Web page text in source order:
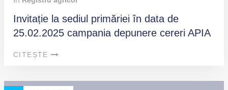
Invitație la sediul primăriei în data de
25.02.2025 campania depunere cereri APIA
CITEȘTE